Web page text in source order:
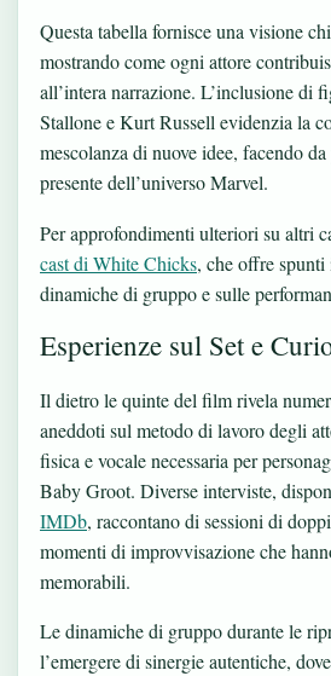
Questa tabella fornisce una visione
mostrando come ogni attore
all’intera narrazione. L’inclusione di
Stallone e Kurt Russell evidenzia la
mescolanza di nuove idee, facendo
presente dell’universo Marvel.
Per approfondimenti ulteriori su altri
cast di White Chicks, che offre spunti
dinamiche di gruppo e sulle
Esperienze sul Set e
Il dietro le quinte del film rivela
aneddoti sul metodo di lavoro degli
fisica e vocale necessaria per
Baby Groot. Diverse interviste,
IMDb, raccontano di sessioni di
momenti di improvvisazione che
memorabili.
Le dinamiche di gruppo durante le
l’emergere di sinergie autentiche,